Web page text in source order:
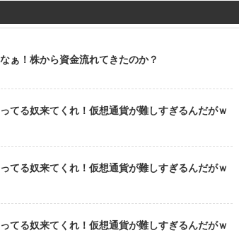
ぁ！株から資金流れてきたのか？
てる奴来てくれ！仮想通貨が難しすぎるんだがｗ
てる奴来てくれ！仮想通貨が難しすぎるんだがｗ
てる奴来てくれ！仮想通貨が難しすぎるんだがｗ